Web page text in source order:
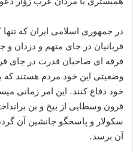
در جمهوری اسلامی ایران که
قربانیان در جای متهم و دزدان و
فرقه ای صاحبان قدرت در جای
وضعیتی این خود مردم هستند
خود دفاع کنند. این امر زمانی
قرون وسطایی از بیخ و بن
سکولار و پاسخگو جانشین آن
آن برسد.